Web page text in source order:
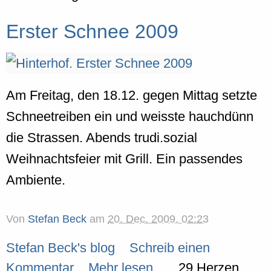
Erster Schnee 2009
Am Freitag, den 18.12. gegen Mittag setzte
Schneetreiben ein und weisste hauchdünn
die Strassen. Abends trudi.sozial
Weihnachtsfeier mit Grill. Ein passendes
Ambiente.
Von Stefan Beck am 20. Dec. 2009, 02:23
Stefan Beck's blog
Schreib einen
Kommentar
Mehr lesen... 29 Herzen